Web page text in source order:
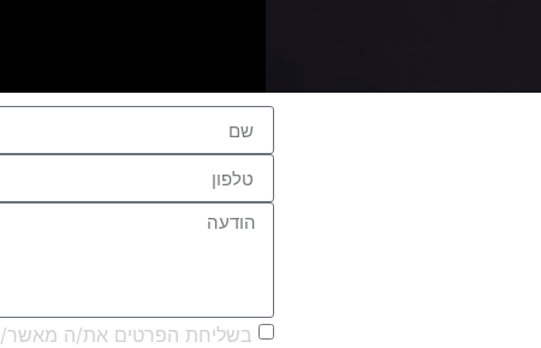
בשליחת הפרטים את/ה מאשר/